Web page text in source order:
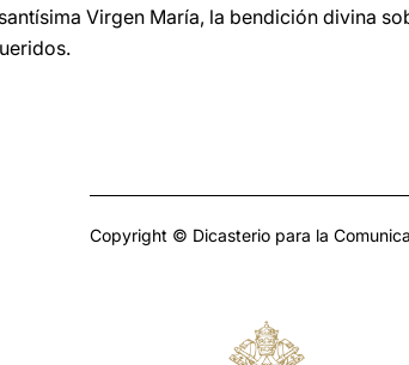
Virgen María, la bendición divina
Copyright © Dicasterio para la